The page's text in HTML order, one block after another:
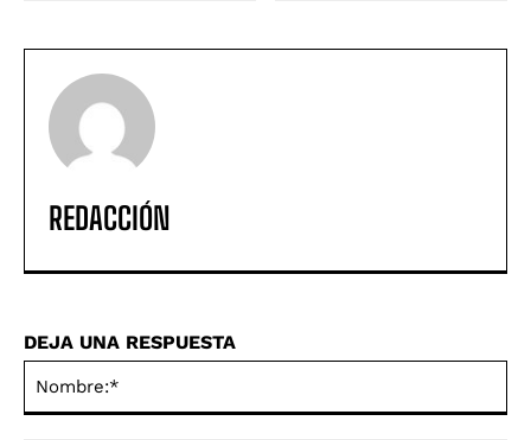
REDACCIÓN
DEJA UNA RESPUESTA